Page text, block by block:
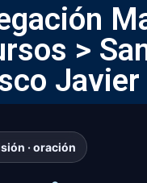
>
Javier
· oración